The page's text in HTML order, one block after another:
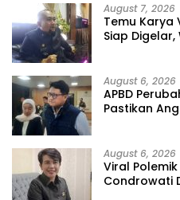
August 7, 2026
Temu Karya
Siap
August 6, 2026
APBD
Pastikan
August 6, 2026
Viral Polemik
Condrowati